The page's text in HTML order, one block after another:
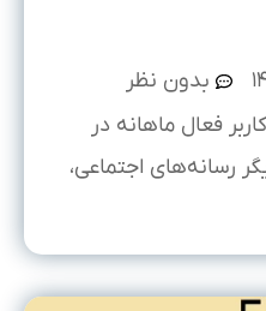
بدون نظر
۲ میلیارد کاربر فعال ماهانه در
رسانه‌های اجتماعی،